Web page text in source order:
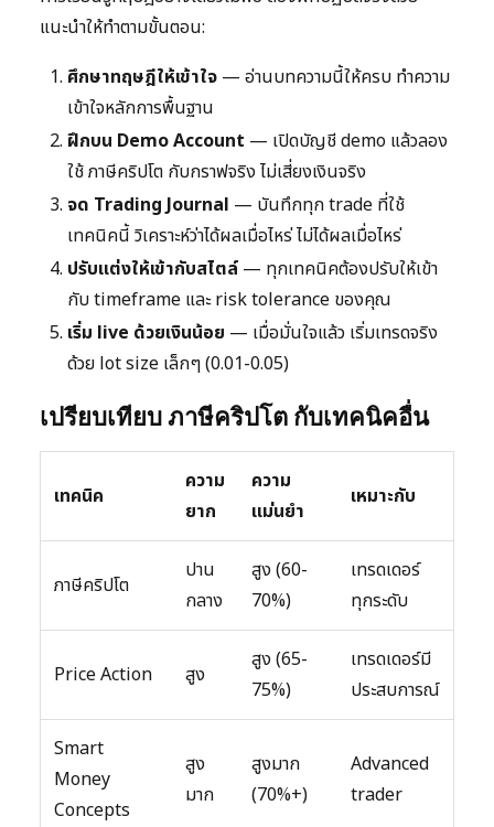
แนะนำให้ทำตามขั้นตอน:
ศึกษาทฤษฎีให้เข้าใจ — อ่านบทความนี้ให้ครบ ทำความ
เข้าใจหลักการพื้นฐาน
ฝึกบน Demo Account — เปิดบัญชี demo แล้วลอง
ใช้ ภาษีคริปโต กับกราฟจริง ไม่เสี่ยงเงินจริง
จด Trading Journal — บันทึกทุก trade ที่ใช้
เทคนิคนี้ วิเคราะห์ว่าได้ผลเมื่อไหร่ ไม่ได้ผลเมื่อไหร่
ปรับแต่งให้เข้ากับสไตล์ — ทุกเทคนิคต้องปรับให้เข้า
กับ timeframe และ risk tolerance ของคุณ
เริ่ม live ด้วยเงินน้อย — เมื่อมั่นใจแล้ว เริ่มเทรดจริง
ด้วย lot size เล็กๆ (0.01-0.05)
เปรียบเทียบ ภาษีคริปโต กับเทคนิคอื่น
เทคนิค
ความ
ยาก
ความ
แม่นยำ
เหมาะกับ
ภาษีคริปโต
ปาน
กลาง
สูง (60-
70%)
เทรดเดอร์
ทุกระดับ
Price Action สูง
สูง (65-
75%)
เทรดเดอร์มี
ประสบการณ์
Smart
Money
Concepts
สูง
มาก
สูงมาก
(70%+)
Advanced
trader